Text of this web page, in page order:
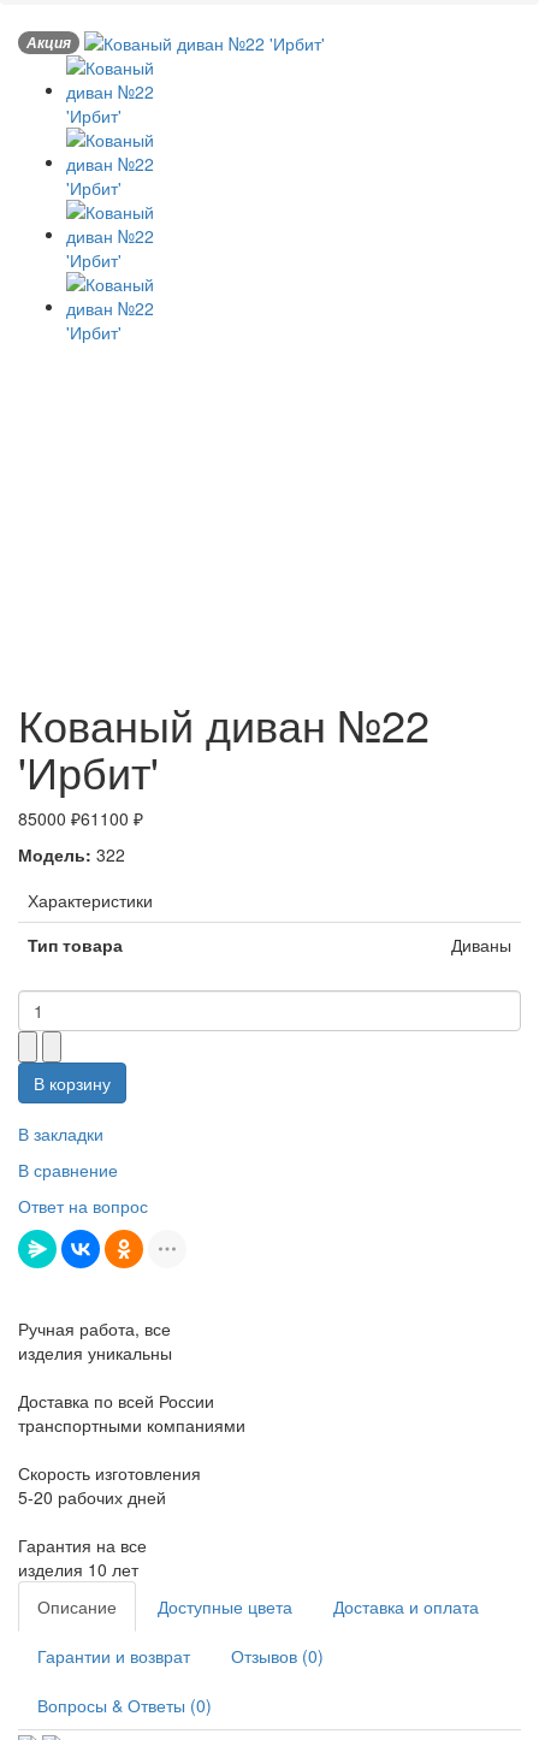
Акция
Кованый диван №22
'Ирбит'
85000 ₽61100 ₽
Модель: 322
Характеристики
Тип товара
Диваны
В корзину
В закладки
В сравнение
Ответ на вопрос
Ручная работа, все
изделия уникальны
Доставка по всей России
транспортными компаниями
Скорость изготовления
5-20 рабочих дней
Гарантия на все
изделия 10 лет
Описание
Доступные цвета Доставка и оплата
Гарантии и возврат Отзывов (0)
Вопросы & Ответы (0)